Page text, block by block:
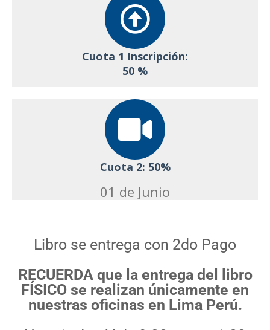
Cuota 1 Inscripción:
50 %
Cuota 2: 50%
01 de Junio
Libro se entrega con 2do Pago
RECUERDA que la entrega del libro
FÍSICO se realizan únicamente en
nuestras oficinas en Lima Perú.